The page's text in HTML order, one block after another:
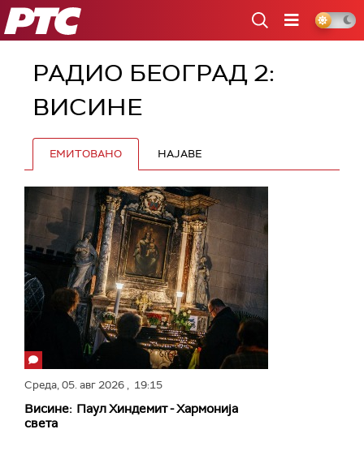
РТС
РАДИО БЕОГРАД 2:
ВИСИНЕ
ЕМИТОВАНО НАЈАВЕ
Среда,05. авг 2026, 19:15
Висине: Паул Хиндемит - Хармонија
света